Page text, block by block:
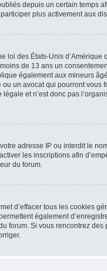
depuis un certain temps
plus activement aux
loi des États-Unis
de 13 ans un
également aux mineurs
un avocat qui pourront vous
et n’est donc pas
adresse IP ou interdit le
les inscriptions afin
du forum.
d’effacer tous les cookies
également
forum. Si vous rencontrez